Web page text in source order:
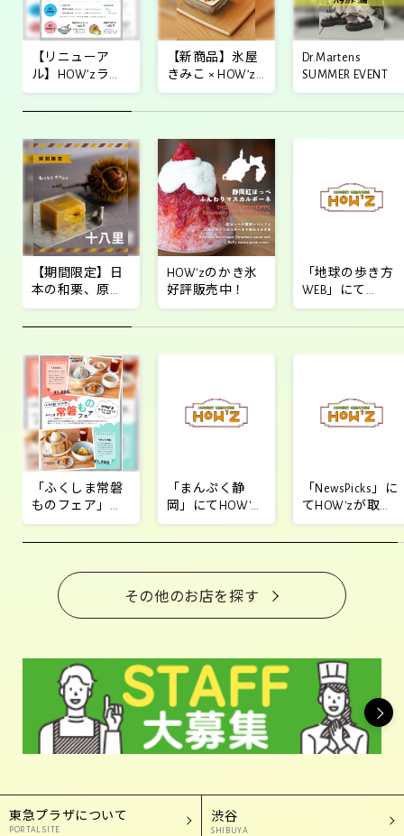
【リニューア
ル】HOW’zラン
チ定食が新登
場！
【新商品】氷屋
きみこ × HOW’z
コラボレーショ
ンかき氷
Dr.Martens
SUMMER EVENT
【期間限定】日
本の和栗、原宿
に参上！
HOW'zのかき氷
好評販売中！
「地球の歩き方
WEB」にて
HOW'zが掲載さ
れました！
「ふくしま常磐
ものフェア」
HOW'z限定メニ
ュー！
「まんぷく静
岡」にてHOW'z
が掲載されまし
た！
「NewsPicks」に
てHOW'zが取り
上げられまし
た！
その他のお店を探す
東急プラザについて
PORTAL SITE
渋谷
SHIBUYA